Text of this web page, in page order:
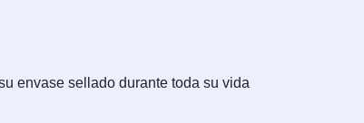
envase sellado durante toda su vida